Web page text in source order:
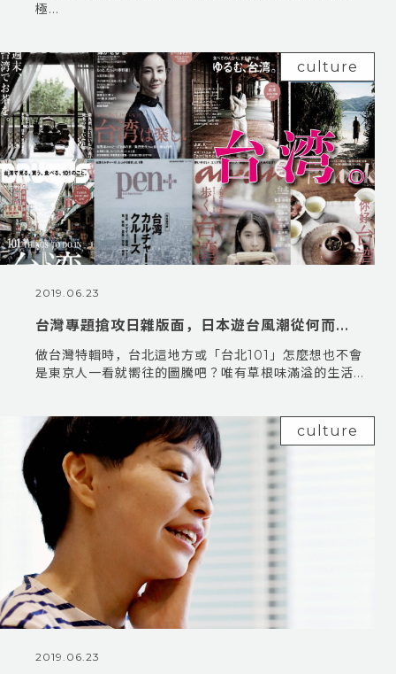
極...
culture
2019.06.23
台灣專題搶攻日雜版面，日本遊台風潮從何而...
做台灣特輯時，台北這地方或「台北101」怎麼想也不會
是東京人一看就嚮往的圖騰吧？唯有草根味滿溢的生活...
culture
2019.06.23